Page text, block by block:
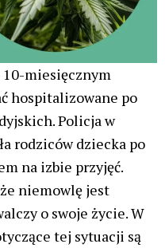
10-miesięcznym
hospitalizowane po
Policja w
rodziców dziecka po
na izbie przyjęć.
niemowlę jest
o swoje życie. W
tej sytuacji są